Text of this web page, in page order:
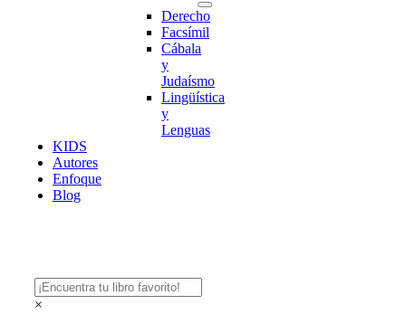
Derecho
Facsímil
Cábala
y
Judaísmo
Lingüística
y
Lenguas
KIDS
Autores
Enfoque
Blog
×